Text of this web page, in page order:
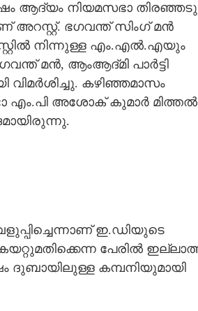
ആദ്യം നിയമസഭാ
അറസ്റ്റ്. ഭഗവന്ത് സിംഗ് മൻ
നിന്നുള്ള എം.എൽ.എയും
മൻ,​ ആംആദ്മി പാ‌ർട്ടി
കഴിഞ്ഞമാസം
എം.പി അശോക് കുമാർ മിത്തൽ
ഇ.ഡിയുടെ
പേരിൽ
ദുബായിലുള്ള കമ്പനിയുമായി